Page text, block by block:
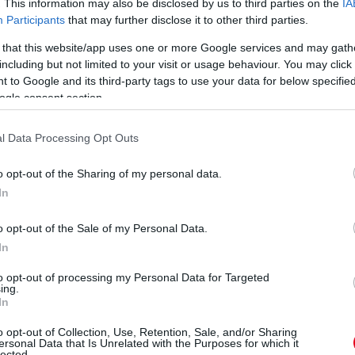
This information may also be disclosed by us to third parties on the
Participants that may further disclose it to other third parties.
that this website/app uses one or more Google services and may
but not limited to your visit or usage behaviour. You may
to Google and its third-party tags to use your data for below
consent section.
Data Processing Opt Outs
opt-out of the Sharing of my personal data.
opt-out of the Sale of my Personal Data.
opt-out of processing my Personal Data for Targeted
opt-out of Collection, Use, Retention, Sale, and/or Sharing
Data that Is Unrelated with the Purposes for which it
1 napja
a McLarennél, nem borítaná fel
podcastben David Coultharddal beszélgetve
csapatfőnöke – korábbi csapattársa, a podcast egyik
Max Verstappent, ha esélye nyílna rá.
a piacon. De amit mindig látok a McLarennél, az az, hogy
képet. Ezt folyamatosan így csinálják, mert ez az
rendelkező csapat felépítése” – magyarázta a
válasz egyszerű: a lehető legkisebbre csökkenteném
Ha egy csapatnak két kiváló pilótája van, miért kellene
változtatna Lando Norris és Oscar Piastri kettősén, és